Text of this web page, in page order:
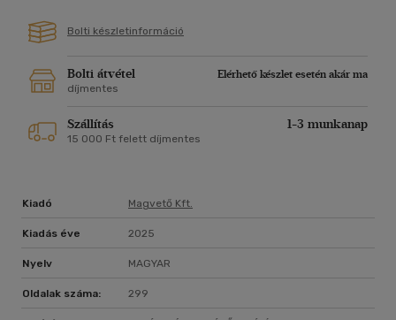
Bolti készletinformáció
Bolti átvétel
Elérhető készlet esetén akár ma
díjmentes
Szállítás 1-3 munkanap
15 000 Ft felett díjmentes
Kiadó Magvető Kft.
Kiadás éve 2025
Nyelv MAGYAR
Oldalak száma: 299